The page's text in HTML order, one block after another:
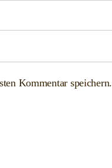
Kommentar speichern.